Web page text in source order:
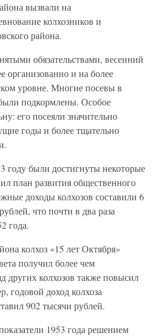
вызвали на
колхозников и
района.
обязательствами, весенний
организованно и на более
уровне. Многие посевы в
подкормлены. Особое
его посеяли значительно
годы и более тщательно
году были достигнуты некоторые
план развития общественного
доходы колхозов составили 6
что почти в два раза
года.
колхоз «15 лет Октября»
получил более чем
других колхозов также повысил
годовой доход колхоза
902 тысячи рублей.
1953 года решением